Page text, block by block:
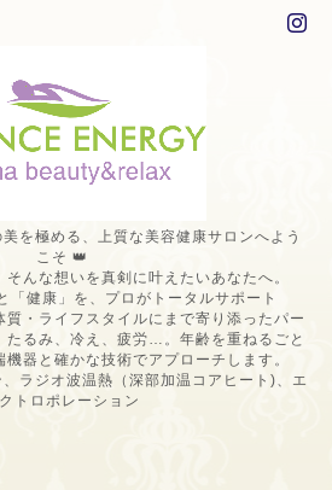
を極める、上質な美容健康サロンへよう
こそ 👑
んな想いを真剣に叶えたいあなたへ。
「健康」を、プロがトータルサポート
・ライフスタイルにまで寄り添ったパー
たるみ、冷え、疲労…。年齢を重ねるごと
器と確かな技術でアプローチします。
ラジオ波温熱（深部加温コアヒート)、エ
トロポレーション